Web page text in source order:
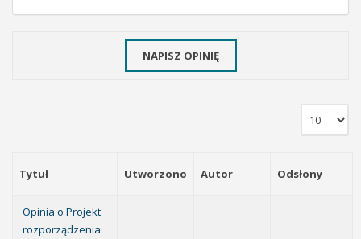
NAPISZ OPINIĘ
Tytuł Utworzono Autor Odsłony
Opinia o Projekt
rozporządzenia